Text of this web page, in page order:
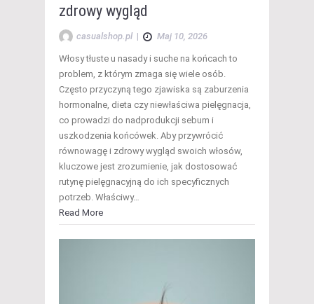
zdrowy wygląd
casualshop.pl | Maj 10, 2026
Włosy tłuste u nasady i suche na końcach to
problem, z którym zmaga się wiele osób.
Często przyczyną tego zjawiska są zaburzenia
hormonalne, dieta czy niewłaściwa pielęgnacja,
co prowadzi do nadprodukcji sebum i
uszkodzenia końcówek. Aby przywrócić
równowagę i zdrowy wygląd swoich włosów,
kluczowe jest zrozumienie, jak dostosować
rutynę pielęgnacyjną do ich specyficznych
potrzeb. Właściwy…
Read More